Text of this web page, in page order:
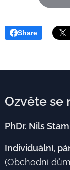
Share
Ozvěte se
PhDr. Nils
Individuální,
(Obchodní